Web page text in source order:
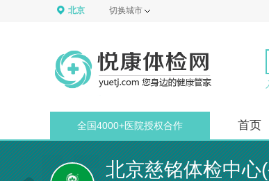
北京 切换城市
全国4000+医院授权合作 首页
北京慈铭体检中心